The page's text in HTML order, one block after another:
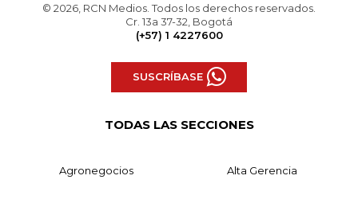
© 2026, RCN Medios. Todos los derechos reservados.
Cr. 13a 37-32, Bogotá
(+57) 1 4227600
SUSCRÍBASE
TODAS LAS SECCIONES
Agronegocios Alta Gerencia